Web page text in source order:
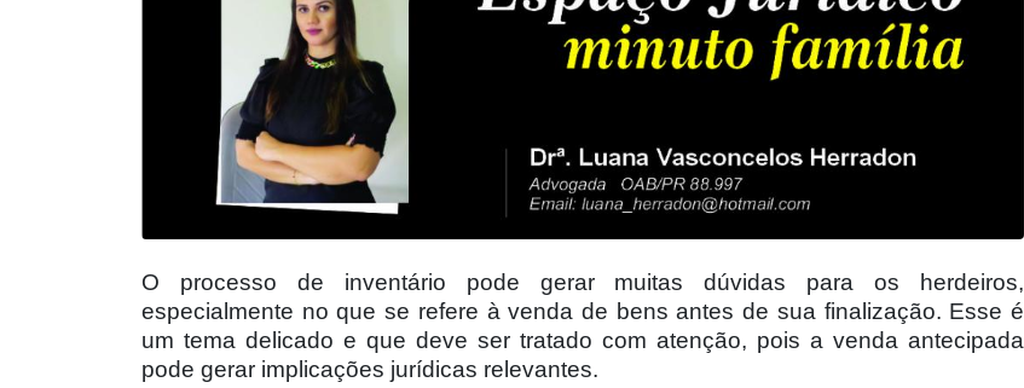
O processo de inventário pode gerar muitas dúvidas para os herdeiros,
especialmente no que se refere à venda de bens antes de sua finalização. Esse é
um tema delicado e que deve ser tratado com atenção, pois a venda antecipada
pode gerar implicações jurídicas relevantes.